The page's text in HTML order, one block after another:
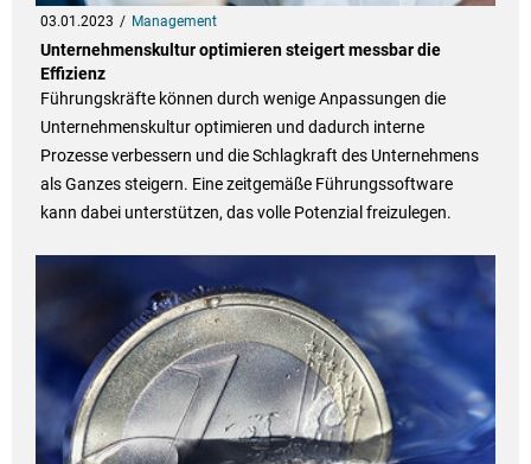
03.01.2023 Management
Unternehmenskultur optimieren steigert messbar die
Effizienz
Führungskräfte können durch wenige Anpassungen die
Unternehmenskultur optimieren und dadurch interne
Prozesse verbessern und die Schlagkraft des Unternehmens
als Ganzes steigern. Eine zeitgemäße Führungssoftware
kann dabei unterstützen, das volle Potenzial freizulegen.